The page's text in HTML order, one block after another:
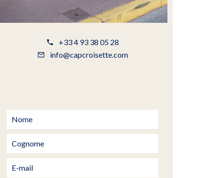
+33 4 93 38 05 28
info@capcroisette.com